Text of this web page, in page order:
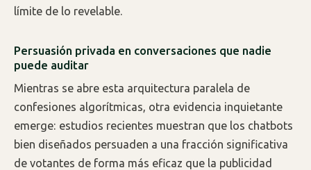
límite de lo revelable.
Persuasión privada en conversaciones que nadie
puede auditar
Mientras se abre esta arquitectura paralela de
confesiones algorítmicas, otra evidencia inquietante
emerge: estudios recientes muestran que los chatbots
bien diseñados persuaden a una fracción significativa
de votantes de forma más eficaz que la publicidad